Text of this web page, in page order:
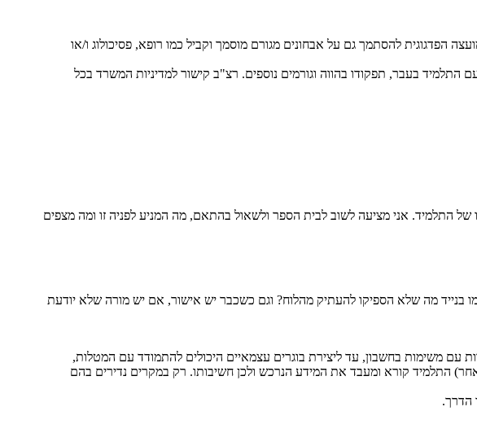
הפדגוגית להסתמך גם על אבחונים מגורם מוסמך וקביל כמו רופא, פסיכולוג ו/או
התלמיד בעבר, תפקודו בהווה וגורמים נוספים. רצ"ב קישור למדיניות המשרד בכל
התלמיד. אני מציעה לשוב לבית הספר ולשאול בהתאם, מה המניע לפניה זו ומה מצפים
בנייד מה שלא הספיקו להעתיק מהלוח? וגם כשכבר יש אישור, אם יש מורה שלא יודעת
עם משימות בחשבון, עד ליצירת בוגרים עצמאיים היכולים להתמודד עם המטלות,
התלמיד קורא ומעבד את המידע הנרכש ולכן חשיבותו. רק במקרים נדירים בהם
הדרך.